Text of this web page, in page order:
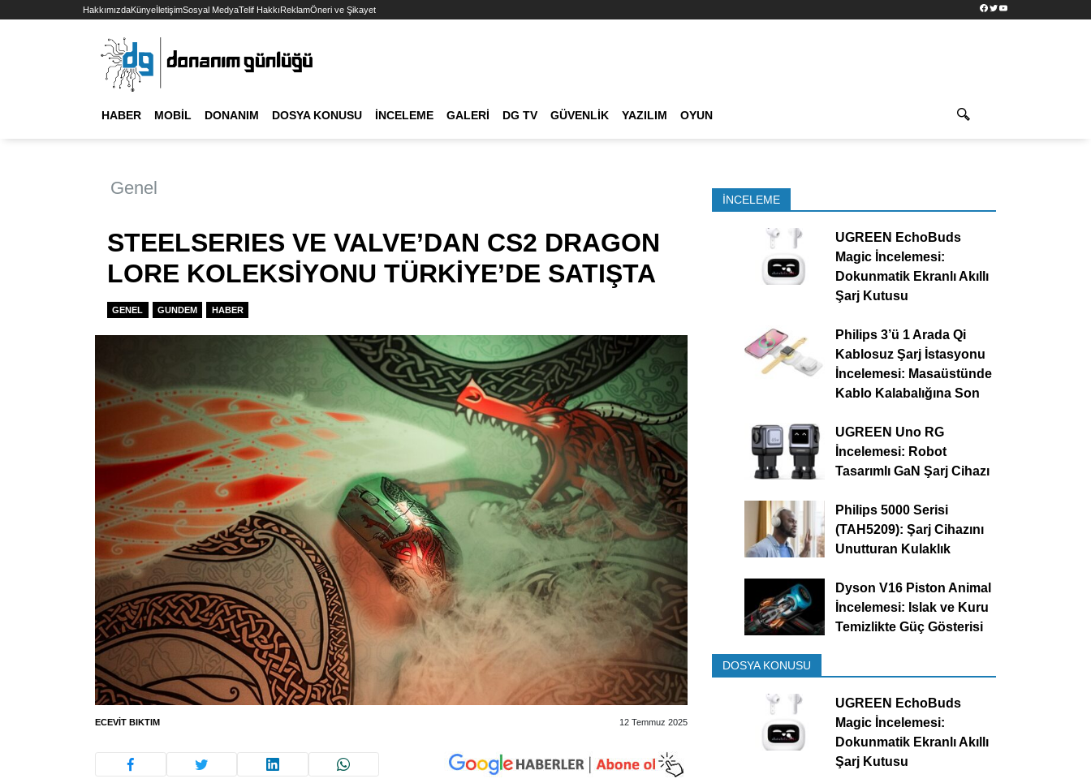
HakkımızdaKünyeİletişimSosyal MedyaTelif HakkıReklamÖneri ve Şikayet Facebook
TwitterYouTube
HABER MOBIL DONANIM DOSYA KONUSU İNCELEME GALERI DG TV GÜVENLIK YAZILIM OYUN
Genel
STEELSERIES VE VALVE’DAN CS2 DRAGON
LORE KOLEKSİYONU TÜRKİYE’DE SATIŞTA
GENEL GUNDEM HABER
ECEVIT BIKTIM 12 Temmuz 2025
İNCELEME
UGREEN EchoBuds
Magic İncelemesi:
Dokunmatik Ekranlı Akıllı
Şarj Kutusu
Philips 3’ü 1 Arada Qi
Kablosuz Şarj İstasyonu
İncelemesi: Masaüstünde
Kablo Kalabalığına Son
UGREEN Uno RG
İncelemesi: Robot
Tasarımlı GaN Şarj Cihazı
Philips 5000 Serisi
(TAH5209): Şarj Cihazını
Unutturan Kulaklık
Dyson V16 Piston Animal
İncelemesi: Islak ve Kuru
Temizlikte Güç Gösterisi
DOSYA KONUSU
UGREEN EchoBuds
Magic İncelemesi:
Dokunmatik Ekranlı Akıllı
Şarj Kutusu